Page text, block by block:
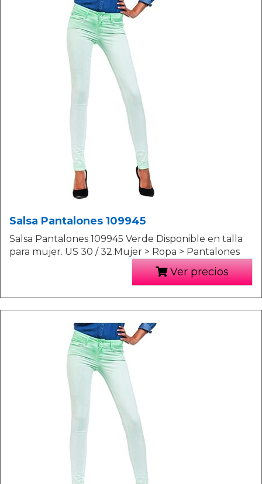
Salsa Pantalones 109945
Salsa Pantalones 109945 Verde Disponible en talla
para mujer. US 30 / 32.Mujer > Ropa > Pantalones
Ver precios